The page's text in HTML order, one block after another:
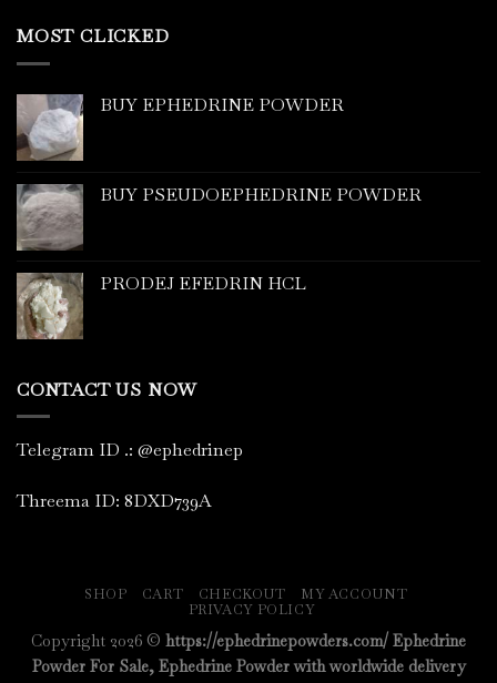
MOST CLICKED
BUY EPHEDRINE POWDER
BUY PSEUDOEPHEDRINE POWDER
PRODEJ EFEDRIN HCL
CONTACT US NOW
Telegram ID .: @ephedrinep
Threema ID: 8DXD739A
SHOP CART CHECKOUT
MY ACCOUNT
PRIVACY POLICY
Copyright 2026 © https://ephedrinepowders.com/ Ephedrine
Powder For Sale, Ephedrine Powder with worldwide delivery